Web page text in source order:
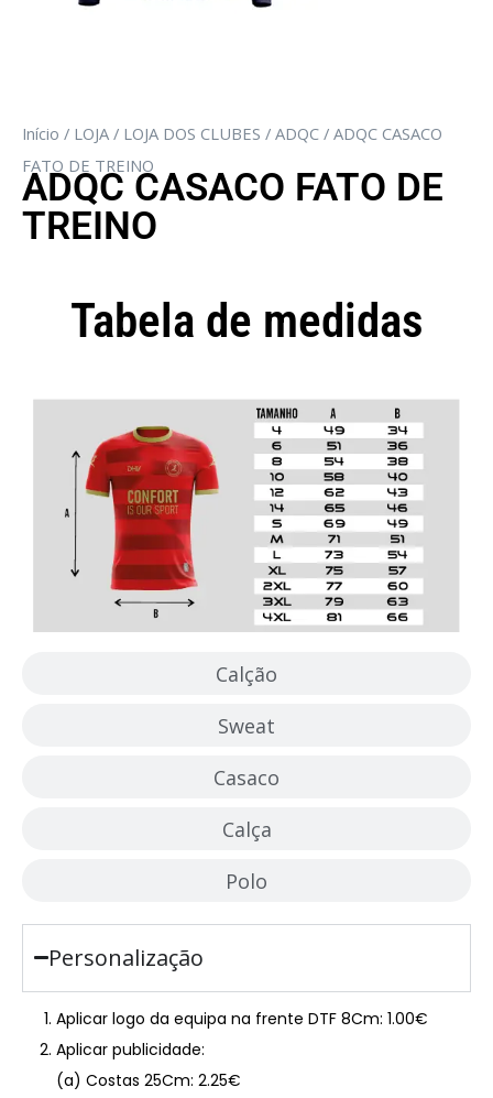
Início / LOJA / LOJA DOS CLUBES / ADQC / ADQC CASACO
FATO DE TREINO
ADQC CASACO FATO DE
TREINO
Tabela de medidas
Calção
Sweat
Casaco
Calça
Polo
Personalização
Aplicar logo da equipa na frente DTF 8Cm: 1.00€
Aplicar publicidade:
(a) Costas 25Cm: 2.25€